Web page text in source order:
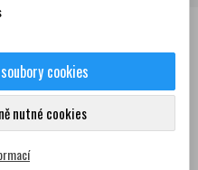
cookies
nutné cookies